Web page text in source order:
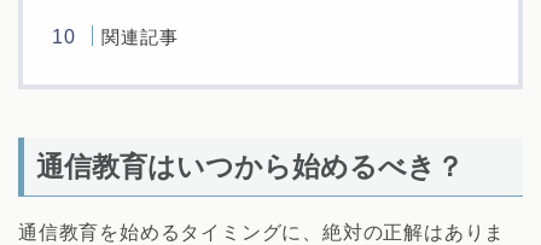
関連記事
通信教育はいつから始めるべき？
通信教育を始めるタイミングに、絶対の正解はありま